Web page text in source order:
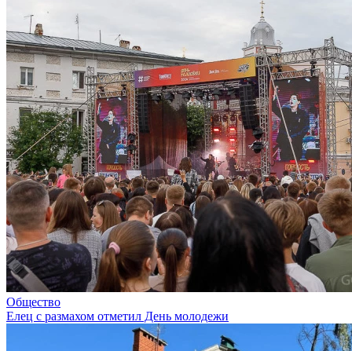
Общество
Елец с размахом отметил День молодежи